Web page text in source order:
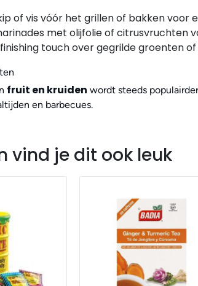
of vis vóór het grillen of bakken voor
met olijfolie of citrusvruchten
touch over gegrilde groenten of
fruit en kruiden wordt steeds
en barbecues.
vind je dit ook leuk